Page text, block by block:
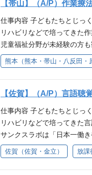
チームになって支援に取り
い」という方も歓迎してい
子どもや、発達に特性のあ
ニケーション能力の向上、
的に見守りながら、「でき
と一緒に成長を支えたい方
人で活躍している作業療法
どもへの関わり方が分から
経験してきた職員ばかりで
ングや情報共有を行ってい
え方 ・保護者との関わり方
いながら成長できる職場で
ど大丈夫かな？」 「久しぶ
◎ 実際の子どもたちの様子
い」という方も歓迎してい
子どもや、発達に特性のあ
ニケーション能力の向上、
的に見守りながら、「でき
者との情報共有 ・支援記録
支援 ・手先を使った活動の
いながら、子どもたちの「
ら、子どもたちが将来より
子どもたちとじっくり関わ
人で活躍している作業療法
どもへの関わり方が分から
経験してきた職員ばかりで
ングや情報共有を行ってい
え方 ・保護者との関わり方
いながら成長できる職場で
ど大丈夫かな？」 「久しぶ
【帯山】（A/P）作業療
仕事内容 子どもたちとじっ
リハビリなどで培ってきた
児童福祉分野が未経験の方
て中の方や、久しぶりのお
OKです◎ 【主な業務内容】
事・着替え・身辺自立など
者との情報共有 ・支援記録
支援 ・手先を使った活動の
いながら、子どもたちの「
ら、子どもたちが将来より
子どもたちとじっくり関わ
熊本（熊本・帯山・八反田・
【佐賀】（A/P）言語聴
仕事内容 子どもたちとじっ
リハビリなどで培ってきた
サンクスラボは「日本一働
にも安心して働いていただ
ーションに関する支援 ・言
ぶ活動の支援 ・保護者との
佐賀（佐賀・金立） 放課